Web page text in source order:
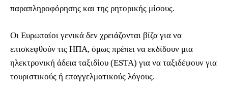
παραπληροφόρησης και της ρητορικής μίσους.
Οι Ευρωπαίοι γενικά δεν χρειάζονται βίζα για να
επισκεφθούν τις ΗΠΑ, όμως πρέπει να εκδίδουν μια
ηλεκτρονική άδεια ταξιδίου (ESTA) για να ταξιδέψουν για
τουριστικούς ή επαγγελματικούς λόγους.